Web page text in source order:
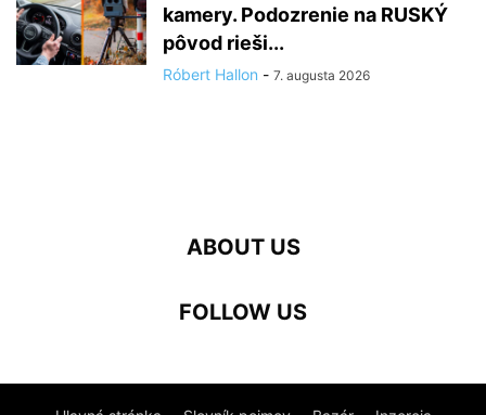
kamery. Podozrenie na RUSKÝ
pôvod rieši...
Róbert Hallon - 7. augusta 2026
ABOUT US
FOLLOW US